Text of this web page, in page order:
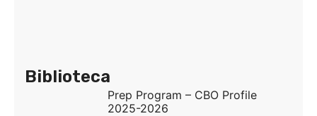
Biblioteca
Prep Program – CBO Profile
2025-2026